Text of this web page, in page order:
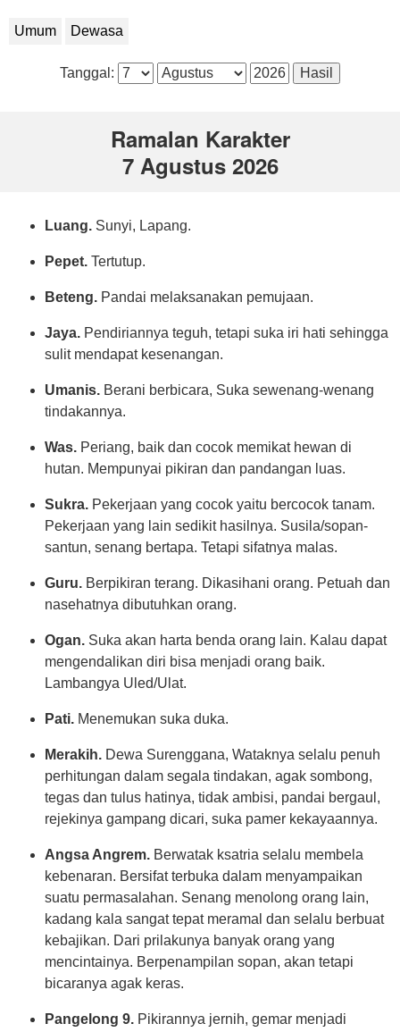
Umum Dewasa
Tanggal:
Ramalan Karakter
7 Agustus 2026
Luang. Sunyi, Lapang.
Pepet. Tertutup.
Beteng. Pandai melaksanakan pemujaan.
Jaya. Pendiriannya teguh, tetapi suka iri hati sehingga
sulit mendapat kesenangan.
Umanis. Berani berbicara, Suka sewenang-wenang
tindakannya.
Was. Periang, baik dan cocok memikat hewan di
hutan. Mempunyai pikiran dan pandangan luas.
Sukra. Pekerjaan yang cocok yaitu bercocok tanam.
Pekerjaan yang lain sedikit hasilnya. Susila/sopan-
santun, senang bertapa. Tetapi sifatnya malas.
Guru. Berpikiran terang. Dikasihani orang. Petuah dan
nasehatnya dibutuhkan orang.
Ogan. Suka akan harta benda orang lain. Kalau dapat
mengendalikan diri bisa menjadi orang baik.
Lambangya Uled/Ulat.
Pati. Menemukan suka duka.
Merakih. Dewa Surenggana, Wataknya selalu penuh
perhitungan dalam segala tindakan, agak sombong,
tegas dan tulus hatinya, tidak ambisi, pandai bergaul,
rejekinya gampang dicari, suka pamer kekayaannya.
Angsa Angrem. Berwatak ksatria selalu membela
kebenaran. Bersifat terbuka dalam menyampaikan
suatu permasalahan. Senang menolong orang lain,
kadang kala sangat tepat meramal dan selalu berbuat
kebajikan. Dari prilakunya banyak orang yang
mencintainya. Berpenampilan sopan, akan tetapi
bicaranya agak keras.
Pangelong 9. Pikirannya jernih, gemar menjadi